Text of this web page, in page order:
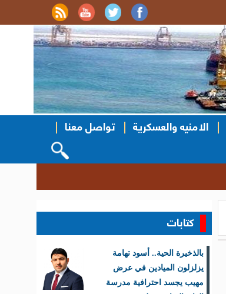
الامنيه والعسكرية
تواصل معنا
كتابات
بالذخيرة الحية.. أسود تهامة
يزلزلون الميادين في عرض
مهيب يجسد احترافية مدرسة